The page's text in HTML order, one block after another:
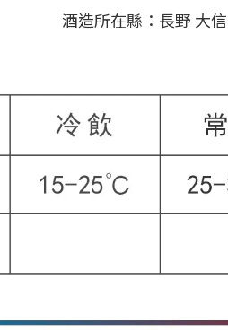
酒造所在縣：長野 大